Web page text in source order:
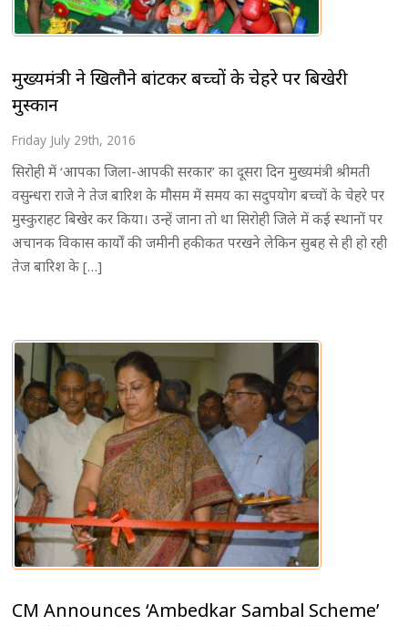
मुख्यमंत्री ने खिलौने बांटकर बच्चों के चेहरे पर बिखेरी
मुस्कान
Friday July 29th, 2016
सिरोही में ‘आपका जिला-आपकी सरकार’ का दूसरा दिन मुख्यमंत्री श्रीमती
वसुन्धरा राजे ने तेज बारिश के मौसम में समय का सदुपयोग बच्चों के चेहरे पर
मुस्कुराहट बिखेर कर किया। उन्हें जाना तो था सिरोही जिले में कई स्थानों पर
अचानक विकास कार्यों की जमीनी हकीकत परखने लेकिन सुबह से ही हो रही
तेज बारिश के […]
CM Announces ‘Ambedkar Sambal Scheme’